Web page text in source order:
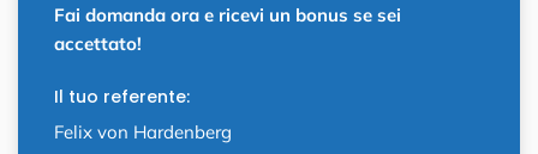
Fai domanda ora e ricevi un bonus se sei
accettato!
Il tuo referente:
Felix von Hardenberg